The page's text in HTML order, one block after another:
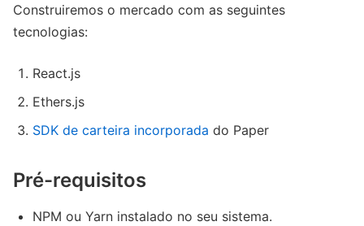
Construiremos o mercado com as seguintes
tecnologias:
React.js
Ethers.js
SDK de carteira incorporada do Paper
Pré-requisitos
NPM ou Yarn instalado no seu sistema.